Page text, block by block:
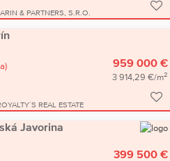
& PARTNERS, S.R.O.
959 000 €
3 914,29 €/m2
REAL ESTATE
Javorina
399 500 €